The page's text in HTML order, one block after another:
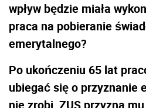
wpływ będzie miała
praca na pobieranie
emerytalnego?
Po ukończeniu 65 lat
ubiegać się o przyznanie